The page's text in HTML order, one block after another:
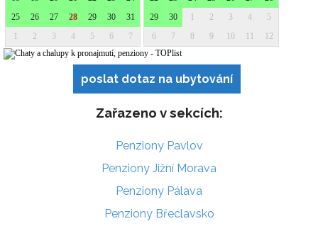
poslat dotaz na ubytování
Zařazeno v sekcích:
Penziony Pavlov
Penziony Jižní Morava
Penziony Pálava
Penziony Břeclavsko